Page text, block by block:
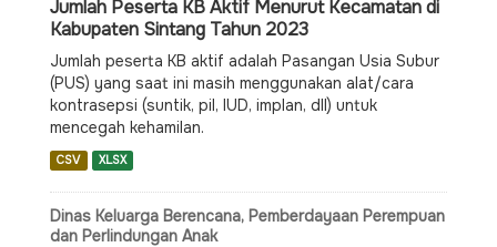
Jumlah Peserta KB Aktif Menurut Kecamatan di
Kabupaten Sintang Tahun 2023
Jumlah peserta KB aktif adalah Pasangan Usia Subur
(PUS) yang saat ini masih menggunakan alat/cara
kontrasepsi (suntik, pil, IUD, implan, dll) untuk
mencegah kehamilan.
CSV XLSX
Dinas Keluarga Berencana, Pemberdayaan Perempuan
dan Perlindungan Anak